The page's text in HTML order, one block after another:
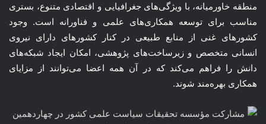
منطقه خاورمیانه، با ویژگی‌های جغرافیایی و اقتصادی متنوع، بستری
مناسب برای توسعه همکاری‌های علمی و فناورانه است. وجود
کشورهای غنی از منابع طبیعی در کنار کشورهای دارای نیروی
انسانی متخصص و زیرساخت‌های پژوهشی، امکان ایجاد شبکه‌های
دانش را فراهم می‌کند که در آن همه اعضا می‌توانند از مزایای
همکاری بهره‌مند شوند.